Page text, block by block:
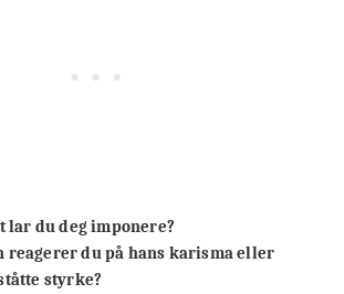
lar du deg imponere?
reagerer du på hans karisma eller
styrke?